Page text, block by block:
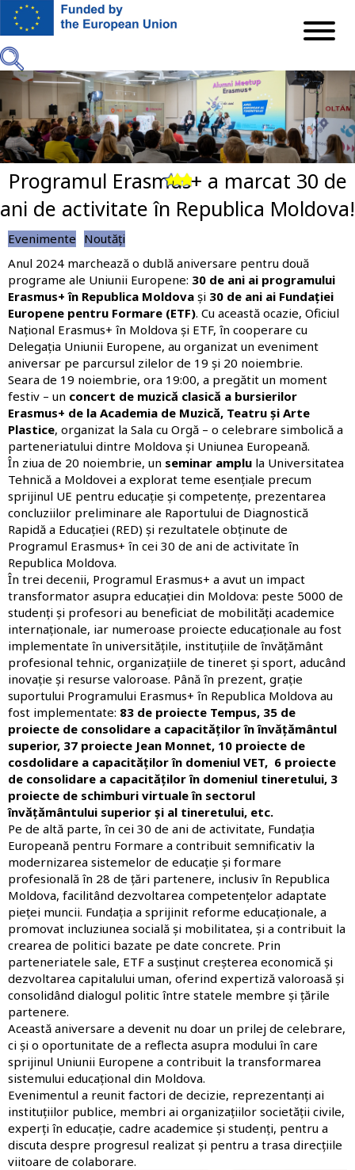
Mergi
principal
Previous
Next
Programul Erasmus+ a marcat 30 de
ani de activitate în Republica Moldova!
Evenimente Noutăți
Anul 2024 marchează o dublă aniversare pentru două
programe ale Uniunii Europene: 30 de ani ai programului
Erasmus+ în Republica Moldova și 30 de ani ai Fundației
Europene pentru Formare (ETF). Cu această ocazie, Oficiul
Național Erasmus+ în Moldova și ETF, în cooperare cu
Delegația Uniunii Europene, au organizat un eveniment
aniversar pe parcursul zilelor de 19 și 20 noiembrie.
Seara de 19 noiembrie, ora 19:00, a pregătit un moment
festiv – un concert de muzică clasică a bursierilor
Erasmus+ de la Academia de Muzică, Teatru și Arte
Plastice, organizat la Sala cu Orgă – o celebrare simbolică a
parteneriatului dintre Moldova și Uniunea Europeană.
În ziua de 20 noiembrie, un seminar amplu la Universitatea
Tehnică a Moldovei a explorat teme esențiale precum
sprijinul UE pentru educație și competențe, prezentarea
concluziilor preliminare ale Raportului de Diagnostică
Rapidă a Educației (RED) și rezultatele obținute de
Programul Erasmus+ în cei 30 de ani de activitate în
Republica Moldova.
În trei decenii, Programul Erasmus+ a avut un impact
transformator asupra educației din Moldova: peste 5000 de
studenți și profesori au beneficiat de mobilități academice
internaționale, iar numeroase proiecte educaționale au fost
implementate în universitățile, instituțiile de învățământ
profesional tehnic, organizațiile de tineret și sport, aducând
inovație și resurse valoroase. Până în prezent, grație
suportului Programului Erasmus+ în Republica Moldova au
fost implementate: 83 de proiecte Tempus, 35 de
proiecte de consolidare a capacităților în învățământul
superior, 37 proiecte Jean Monnet, 10 proiecte de
cosdolidare a capacităților în domeniul VET, 6 proiecte
de consolidare a capacităților în domeniul tineretului, 3
proiecte de schimburi virtuale în sectorul
învățământului superior și al tineretului, etc.
Pe de altă parte, în cei 30 de ani de activitate, Fundația
Europeană pentru Formare a contribuit semnificativ la
modernizarea sistemelor de educație și formare
profesională în 28 de țări partenere, inclusiv în Republica
Moldova, facilitând dezvoltarea competențelor adaptate
pieței muncii. Fundația a sprijinit reforme educaționale, a
promovat incluziunea socială și mobilitatea, și a contribuit la
crearea de politici bazate pe date concrete. Prin
parteneriatele sale, ETF a susținut creșterea economică și
dezvoltarea capitalului uman, oferind expertiză valoroasă și
consolidând dialogul politic între statele membre și țările
partenere.
Această aniversare a devenit nu doar un prilej de celebrare,
ci și o oportunitate de a reflecta asupra modului în care
sprijinul Uniunii Europene a contribuit la transformarea
sistemului educațional din Moldova.
Evenimentul a reunit factori de decizie, reprezentanți ai
instituțiilor publice, membri ai organizațiilor societății civile,
experți în educație, cadre academice și studenți, pentru a
discuta despre progresul realizat și pentru a trasa direcțiile
viitoare de colaborare.